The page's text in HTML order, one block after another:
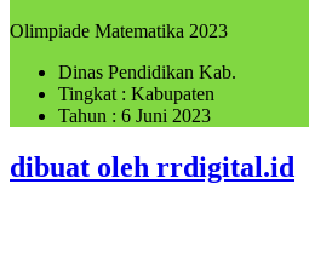
Olimpiade Matematika 2023
Dinas Pendidikan Kab.
Tingkat : Kabupaten
Tahun : 6 Juni 2023
dibuat oleh rrdigital.id